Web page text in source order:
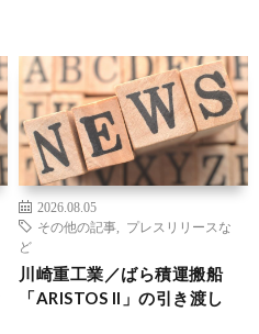
2026.08.05
その他の記事
プレスリリースな
ど
川崎重工業／ばら積運搬船
「ARISTOS II」の引き渡し